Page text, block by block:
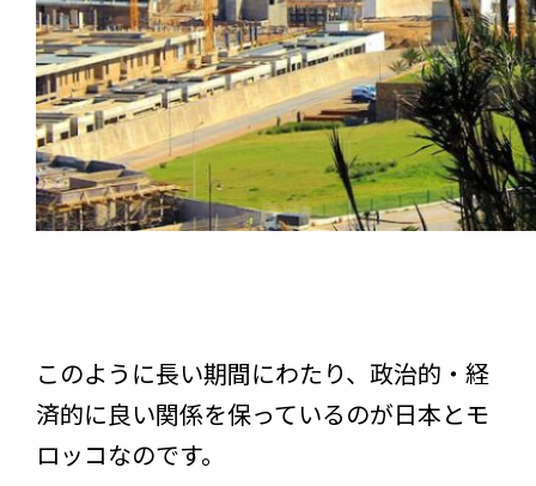
このように長い期間にわたり、政治的・経
済的に良い関係を保っているのが日本とモ
ロッコなのです。